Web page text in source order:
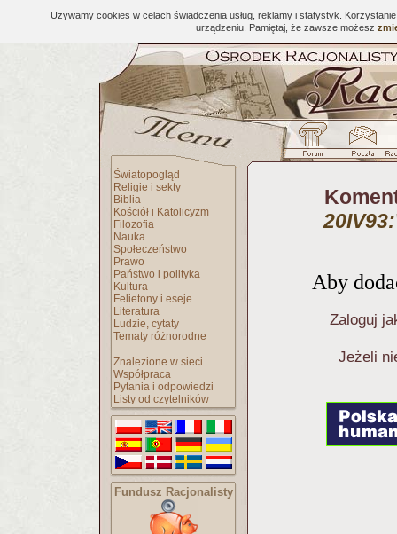
Używamy cookies w celach świadczenia usług, reklamy i statystyk.
urządzeniu. Pamiętaj, że zawsze możesz
Światopogląd
Religie i sekty
Biblia
Kościół i Katolicyzm
Filozofia
Nauka
Społeczeństwo
Prawo
Państwo i polityka
Kultura
Felietony i eseje
Literatura
Ludzie, cytaty
Tematy różnorodne
Znalezione w sieci
Współpraca
Pytania i odpowiedzi
Listy od czytelników
Fundusz Racjonalisty
Aby
Zaloguj
Jeżeli